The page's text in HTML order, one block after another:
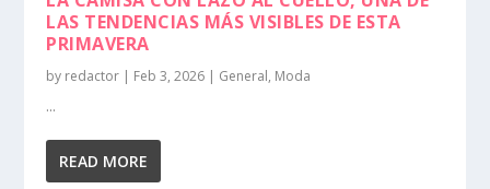
LAS TENDENCIAS MÁS VISIBLES DE ESTA
PRIMAVERA
by redactor | Feb 3, 2026 | General, Moda
...
READ MORE